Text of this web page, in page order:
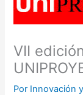
VII
Por Innovación